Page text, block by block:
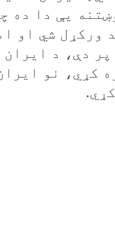
يې دا ده
ورکړل شي او
دې، د
کړي، نو